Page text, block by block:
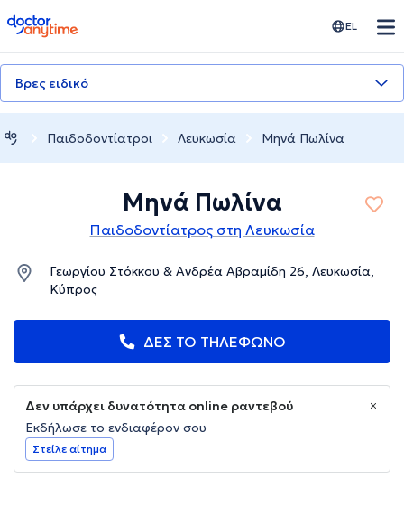
doctoranytime EL
Βρες ειδικό
Παιδοδοντίατροι Λευκωσία Μηνά Πωλίνα
Μηνά Πωλίνα
Παιδοδοντίατρος στη Λευκωσία
Γεωργίου Στόκκου & Ανδρέα Αβραμίδη 26, Λευκωσία,
Κύπρος
ΔΕΣ ΤΟ ΤΗΛΕΦΩΝΟ
Δεν υπάρχει δυνατότητα online ραντεβού
Εκδήλωσε το ενδιαφέρον σου
Στείλε αίτημα